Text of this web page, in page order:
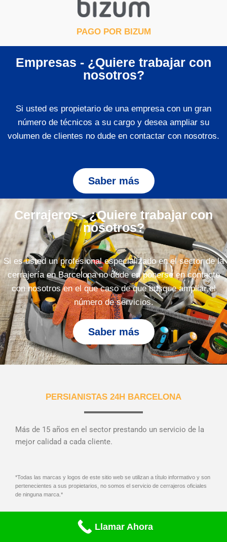
PAGO POR BIZUM
Empresas - ¿Quiere trabajar con
nosotros?
Si usted es propietario de una empresa con un gran
número de técnicos a su cargo y desea ampliar su
volumen de clientes no dude en contactar con nosotros.
Saber más
Cerrajeros - ¿Quiere trabajar con
nosotros?
Si es usted un profesional especializado en el sector de la
cerrajería en Barcelona no dude en ponerse en contacto
con nosotros en el que caso de que busque ampliar el
número de servicios.
Saber más
PERSIANISTAS 24H BARCELONA
Más de 15 años en el sector prestando un servicio de la
mejor calidad a cada cliente.
*Todas las marcas y logos de este sitio web se utilizan a título informativo y son
pertenecientes a sus propietarios, no somos el servicio de cerrajeros oficiales
de ninguna marca.*
Llamar Ahora